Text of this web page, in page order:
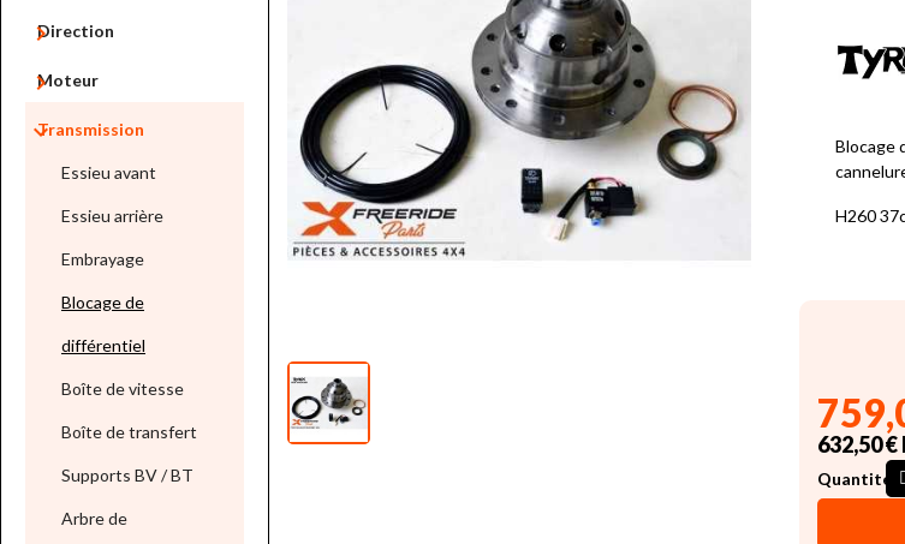
Direction

Moteur

Transmission

Essieu avant
Essieu arrière
Embrayage
Blocage de
différentiel
Boîte de vitesse
Boîte de transfert
Supports BV / BT
Arbre de
Blocage
H260
632,50 €
Quantité